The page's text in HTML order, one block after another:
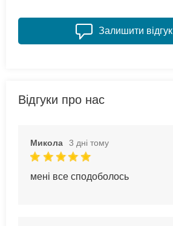
Залишити відгук
Відгуки про нас
Микола 3 дні тому
мені все сподоболось